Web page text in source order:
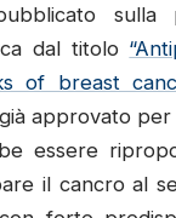
sulla
dal titolo
of breast
approvato per
essere
il cancro al